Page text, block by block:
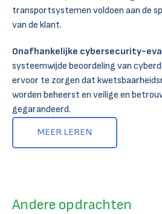
transportsystemen voldoen aan de
van de klant.
Onafhankelijke cybersecurity-
systeemwijde beoordeling van
ervoor te zorgen dat
worden beheerst en veilige en
gegarandeerd.
MEER LEREN
Andere opdrachten